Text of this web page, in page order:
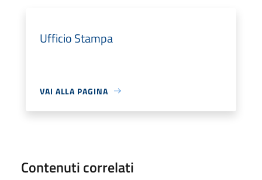
Ufficio Stampa
VAI ALLA PAGINA
Contenuti correlati